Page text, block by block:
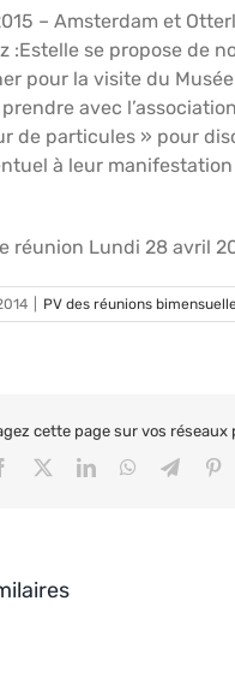
– Amsterdam et
:Estelle se propose de
pour la visite du
avec
de particules » pour
à leur
réunion Lundi 28 avril
PV des réunions
cette page sur vos réseaux
Facebook LinkedInWhatsApp